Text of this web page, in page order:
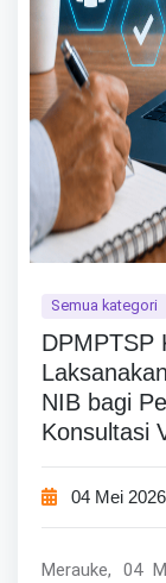
Semua kategori
DPMPTSP
NIB bagi
Konsultasi
04 Mei 2026
Merauke, 04